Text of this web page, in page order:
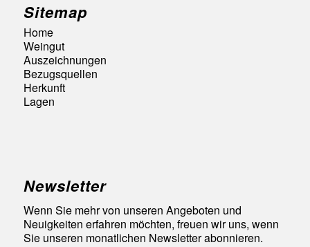
Sitemap
Home
Weingut
Auszeichnungen
Bezugsquellen
Herkunft
Lagen
Newsletter
Wenn Sie mehr von unseren Angeboten und
Neuigkeiten erfahren möchten, freuen wir uns, wenn
Sie unseren monatlichen Newsletter abonnieren.